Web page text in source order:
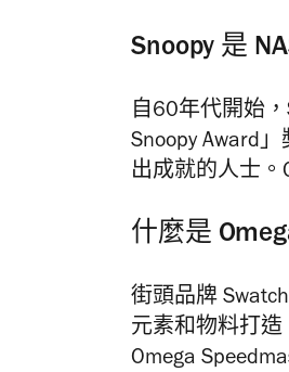
Snoopy 是
自60年代開始
Snoopy Award
出成就的人士。
什麼是
街頭品牌
元素和物料打造
Omega